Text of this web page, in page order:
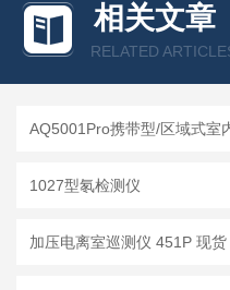
相关文章
RELATED
1027型氡检测仪
加压电离室巡测仪 451P 现货